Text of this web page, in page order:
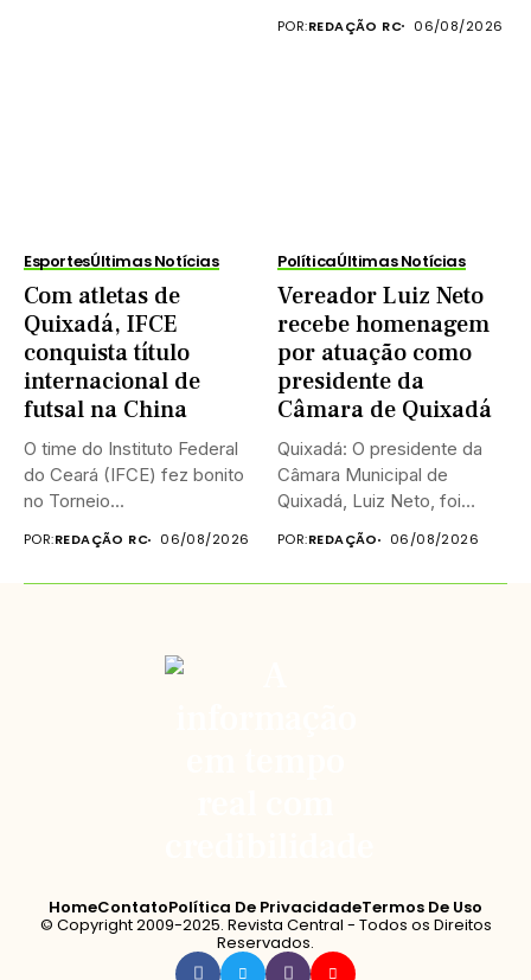
POR:REDAÇÃO RC 06/08/2026
EsportesÚltimas Notícias
Com atletas de
Quixadá, IFCE
conquista título
internacional de
futsal na China
O time do Instituto Federal
do Ceará (IFCE) fez bonito
no Torneio...
POR:REDAÇÃO RC 06/08/2026
PolíticaÚltimas Notícias
Vereador Luiz Neto
recebe homenagem
por atuação como
presidente da
Câmara de Quixadá
Quixadá: O presidente da
Câmara Municipal de
Quixadá, Luiz Neto, foi
homenageado na...
POR:REDAÇÃO 06/08/2026
HomeContatoPolítica De PrivacidadeTermos De Uso
© Copyright 2009-2025. Revista Central - Todos os Direitos
Reservados.